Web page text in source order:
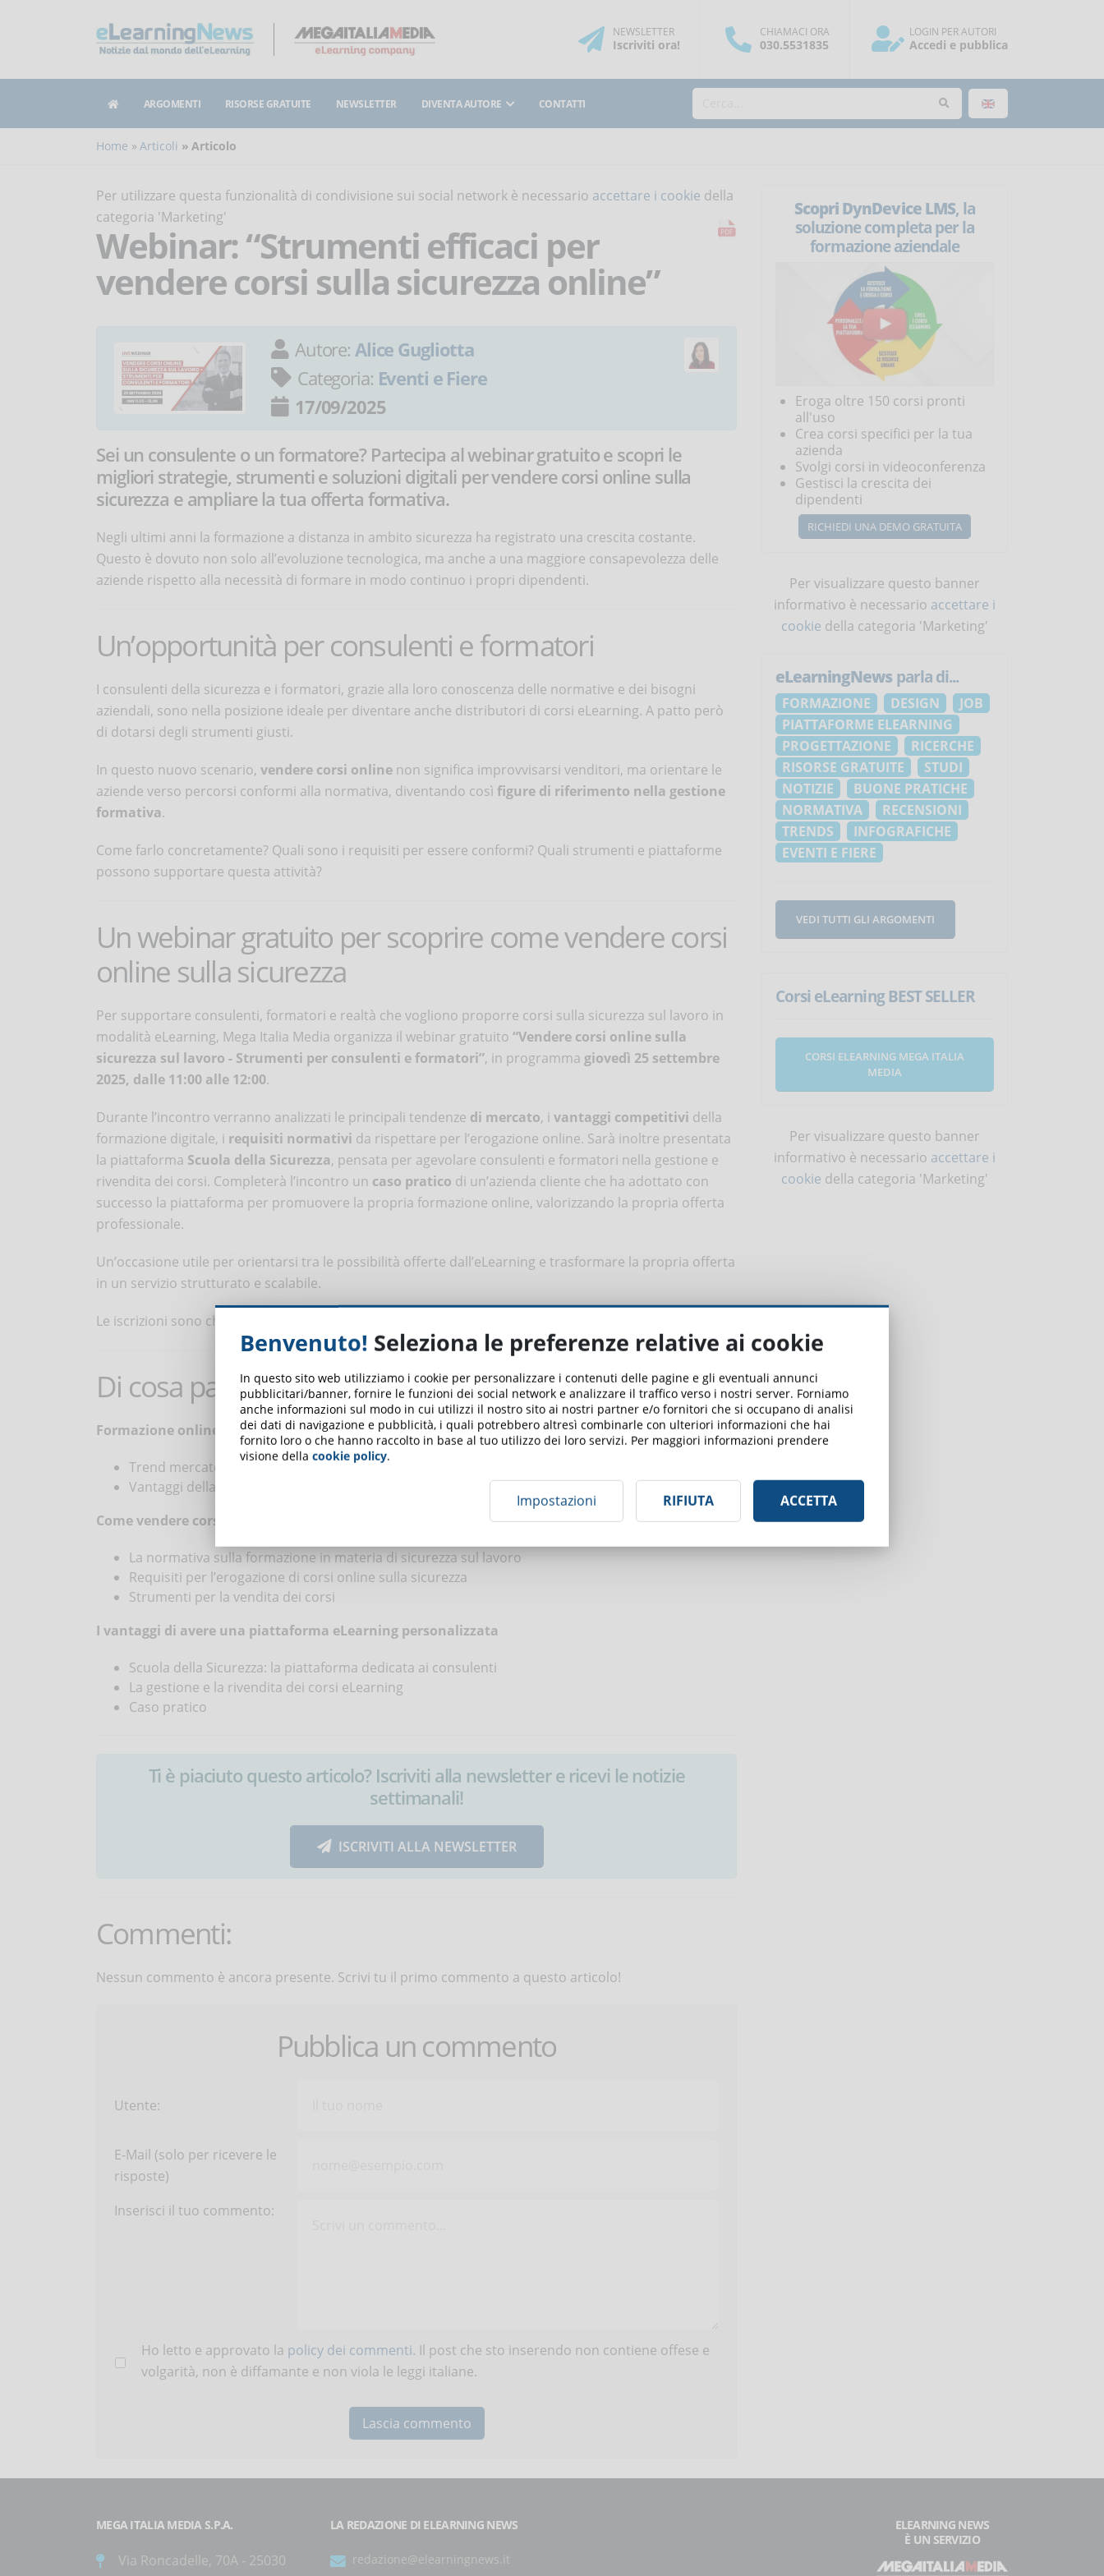
NEWSLETTER
Iscriviti ora!
CHIAMACI ORA
030.5531835
LOGIN PER AUTORI
Accedi e pubblica
ARGOMENTI RISORSE GRATUITE NEWSLETTER DIVENTA AUTORE CONTATTI
Home Articoli Articolo
Per utilizzare questa funzionalità di condivisione sui social network è necessario accettare i cookie della
categoria 'Marketing'
Webinar: “Strumenti efficaci per
vendere corsi sulla sicurezza online”
Autore:Alice Gugliotta
Categoria: Eventi e Fiere
17/09/2025
Sei un consulente o un formatore? Partecipa al webinar gratuito e scopri le
migliori strategie, strumenti e soluzioni digitali per vendere corsi online sulla
sicurezza e ampliare la tua offerta formativa.
Negli ultimi anni la formazione a distanza in ambito sicurezza ha registrato una crescita costante.
Questo è dovuto non solo all’evoluzione tecnologica, ma anche a una maggiore consapevolezza delle
aziende rispetto alla necessità di formare in modo continuo i propri dipendenti.
Un’opportunità per consulenti e formatori
I consulenti della sicurezza e i formatori, grazie alla loro conoscenza delle normative e dei bisogni
aziendali, sono nella posizione ideale per diventare anche distributori di corsi eLearning. A patto però
di dotarsi degli strumenti giusti.
In questo nuovo scenario, vendere corsi online non significa improvvisarsi venditori, ma orientare le
aziende verso percorsi conformi alla normativa, diventando così figure di riferimento nella gestione
formativa.
Come farlo concretamente? Quali sono i requisiti per essere conformi? Quali strumenti e piattaforme
possono supportare questa attività?
Un webinar gratuito per scoprire come vendere corsi
online sulla sicurezza
Per supportare consulenti, formatori e realtà che vogliono proporre corsi sulla sicurezza sul lavoro in
modalità eLearning, Mega Italia Media organizza il webinar gratuito “Vendere corsi online sulla
sicurezza sul lavoro - Strumenti per consulenti e formatori”, in programma giovedì 25 settembre
2025, dalle 11:00 alle 12:00.
Durante l’incontro verranno analizzati le principali tendenze di mercato, i vantaggi competitivi della
formazione digitale, i requisiti normativi da rispettare per l’erogazione online. Sarà inoltre presentata
la piattaforma Scuola della Sicurezza, pensata per agevolare consulenti e formatori nella gestione e
rivendita dei corsi. Completerà l’incontro un caso pratico di un’azienda cliente che ha adottato con
successo la piattaforma per promuovere la propria formazione online, valorizzando la propria offerta
professionale.
Un’occasione utile per orientarsi tra le possibilità offerte dall’eLearning e trasformare la propria offerta
in un servizio strutturato e scalabile.
Le iscrizioni sono chiuse. Per ricevere la registrazione del webinar
Di cosa parleremo
Formazione online sulla sicurezza: trend e vantaggi
Trend mercato formazione online
Vantaggi della formazione online per consulenti e clienti
Come vendere corsi online sulla sicurezza?
La normativa sulla formazione in materia di sicurezza sul lavoro
Requisiti per l’erogazione di corsi online sulla sicurezza
Strumenti per la vendita dei corsi
I vantaggi di avere una piattaforma eLearning personalizzata
Scuola della Sicurezza: la piattaforma dedicata ai consulenti
La gestione e la rivendita dei corsi eLearning
Caso pratico
Ti è piaciuto questo articolo? Iscriviti alla newsletter e ricevi le notizie
settimanali!
ISCRIVITI ALLA NEWSLETTER
Commenti:
Nessun commento è ancora presente. Scrivi tu il primo commento a questo articolo!
Pubblica un commento
Utente:
E-Mail (solo per ricevere le
risposte)
Inserisci il tuo commento:
Ho letto e approvato la policy dei commenti. Il post che sto inserendo non contiene offese e
volgarità, non è diffamante e non viola le leggi italiane.
Scopri DynDevice LMS, la
soluzione completa per la
formazione aziendale
Eroga oltre 150 corsi pronti
all'uso
Crea corsi specifici per la tua
azienda
Svolgi corsi in videoconferenza
Gestisci la crescita dei
dipendenti
RICHIEDI UNA DEMO GRATUITA
Per visualizzare questo banner
informativo è necessario accettare i
cookie della categoria 'Marketing'
eLearningNews parla di...
FORMAZIONE DESIGN
JOB
PIATTAFORME ELEARNING
PROGETTAZIONE
RICERCHE
RISORSE GRATUITE
STUDI
NOTIZIE
BUONE PRATICHE
NORMATIVA
RECENSIONI
TRENDS
INFOGRAFICHE
EVENTI E FIERE
VEDI TUTTI GLI ARGOMENTI
Corsi eLearning BEST SELLER
CORSI ELEARNING MEGA ITALIA
MEDIA
Per visualizzare questo banner
informativo è necessario accettare i
cookie della categoria 'Marketing'
MEGA ITALIA MEDIA S.P.A.
Via Roncadelle, 70A - 25030
LA REDAZIONE DI ELEARNING NEWS
redazione@elearningnews.it
ELEARNING NEWS
È UN SERVIZIO
Benvenuto! Seleziona le preferenze relative ai cookie
In questo sito web utilizziamo i cookie per personalizzare i contenuti delle pagine e gli eventuali annunci
pubblicitari/banner, fornire le funzioni dei social network e analizzare il traffico verso i nostri server. Forniamo
anche informazioni sul modo in cui utilizzi il nostro sito ai nostri partner e/o fornitori che si occupano di analisi
dei dati di navigazione e pubblicità, i quali potrebbero altresì combinarle con ulteriori informazioni che hai
fornito loro o che hanno raccolto in base al tuo utilizzo dei loro servizi. Per maggiori informazioni prendere
visione della cookie policy.
Impostazioni RIFIUTA ACCETTA